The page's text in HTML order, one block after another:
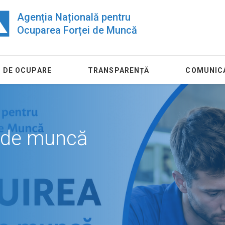
Agenția Națională pentru
Ocuparea Forței de Muncă
DE OCUPARE TRANSPARENȚĂ
muncă